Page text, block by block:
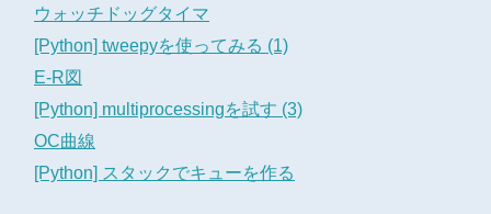
ウォッチドッグタイマ
[Python] tweepyを使ってみる (1)
E-R図
[Python] multiprocessingを試す (3)
OC曲線
[Python] スタックでキューを作る